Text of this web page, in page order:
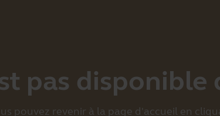
pas disponible
pouvez revenir à la page d'accueil en